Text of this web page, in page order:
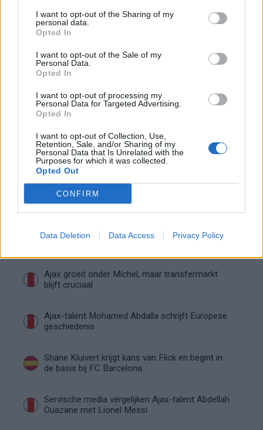
I want to opt-out of the Sharing of my
personal data.
Opted In
I want to opt-out of the Sale of my
Personal Data.
Opted In
I want to opt-out of processing my
Personal Data for Targeted Advertising.
Opted In
I want to opt-out of Collection, Use,
Retention, Sale, and/or Sharing of my
Personal Data that Is Unrelated with the
Purposes for which it was collected.
Opted Out
CONFIRM
Data Deletion Data Access Privacy Policy
Dit verdient Dusan Tadic bij NEC: salaris en
contractdetails
Ajax dicht bij komst Arokodare: huurdeal met
koopoptie van 22 miljoen
Ajax helpt Burnley uit de brand met afgeknipte
sokken na blunder met tenues
Hakim Ziyech verhuurt opnieuw luxe
appartement op Amsterdamse Zuidas
Marcos Leonardo laat eerste indruk achter bij
Ajax: 'Hier gaan fans van genieten'
Resterend oefenprogramma Ajax: waar zijn de
Ajax groeit onder Míchel, maar transfermarkt
blijft cruciaal
Ajax-talent Mohamed Abdalla schrijft Europese
geschiedenis
Shane Kluivert krijgt kans van Flick en begint in
de basis bij FC Barcelona
Servische media vergelijken Ajax-talent Abdellah
Ouazane met Lionel Messi